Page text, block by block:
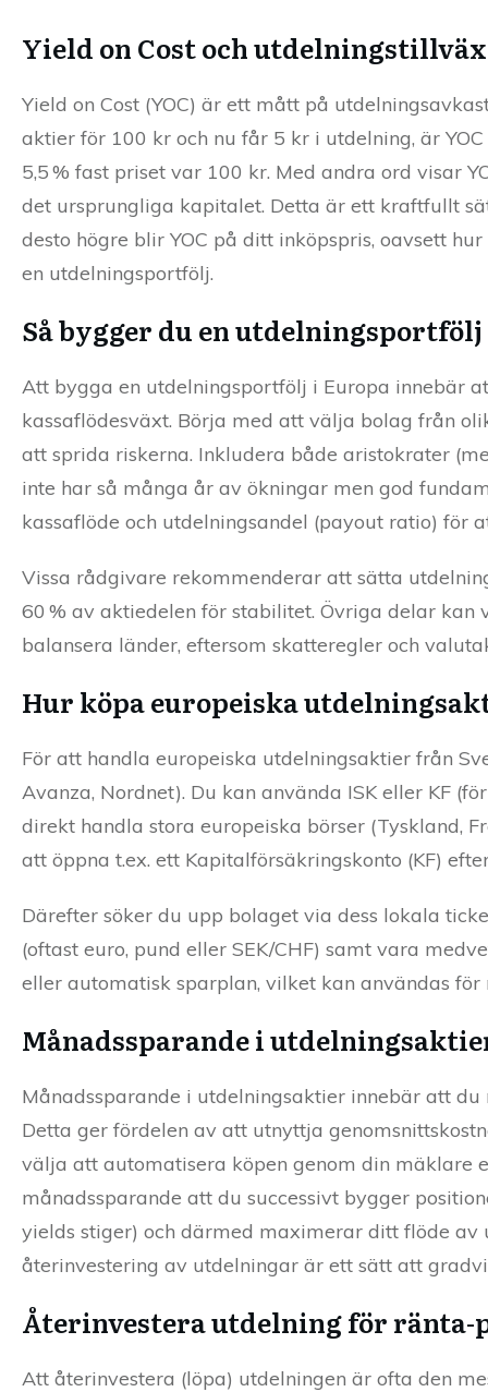
Yield on Cost och
Yield on Cost (YOC) är ett mått på
aktier för 100 kr och nu får 5 kr i utdelning, är
5,5 % fast priset var 100 kr. Med andra ord visar
det ursprungliga kapitalet. Detta är ett kraftfullt
desto högre blir YOC på ditt inköpspris, oavsett
en utdelningsportfölj.
Så bygger du en
Att bygga en utdelningsportfölj i Europa innebär
kassaflödesväxt. Börja med att välja bolag från
att sprida riskerna. Inkludera både aristokrater
inte har så många år av ökningar men god
kassaflöde och utdelningsandel (payout ratio) för
Vissa rådgivare rekommenderar att sätta
60 % av aktiedelen för stabilitet. Övriga delar
balansera länder, eftersom skatteregler och
Hur köpa europeiska
För att handla europeiska utdelningsaktier från
Avanza, Nordnet). Du kan använda ISK eller KF
direkt handla stora europeiska börser (Tyskland,
att öppna t.ex. ett Kapitalförsäkringskonto (KF)
Därefter söker du upp bolaget via dess lokala
(oftast euro, pund eller SEK/CHF) samt vara
eller automatisk sparplan, vilket kan användas
Månadssparande i
Månadssparande i utdelningsaktier innebär att
Detta ger fördelen av att utnyttja
välja att automatisera köpen genom din mäklare
månadssparande att du successivt bygger
yields stiger) och därmed maximerar ditt flöde
återinvestering av utdelningar är ett sätt att
Återinvestera utdelning för ränta-
Att återinvestera (löpa) utdelningen är ofta den